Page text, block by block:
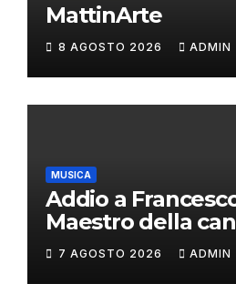
MattinArte
8 AGOSTO 2026 ADMIN
MUSICA
Addio a
Maestro della
d’autore
7 AGOSTO 2026 ADMIN